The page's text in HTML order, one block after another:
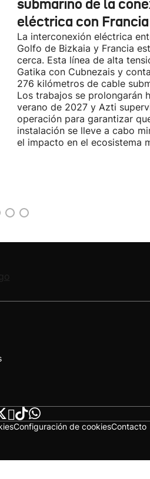
submarino de la
eléctrica con Francia
La interconexión eléctrica
Golfo de Bizkaia y Francia
cerca. Esta línea de alta
Gatika con Cubnezais y
276 kilómetros de cable
Los trabajos se prolongarán
verano de 2027 y Azti
operación para garantizar
instalación se lleve a cabo
el impacto en el ecosistema
Configuración de cookiesContacto